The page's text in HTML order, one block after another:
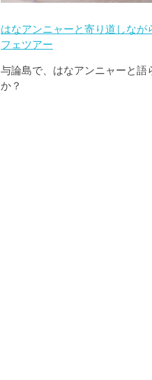
はなアンニャーと寄り道しなが
フェツアー
与論島で、はなアンニャーと語
か？